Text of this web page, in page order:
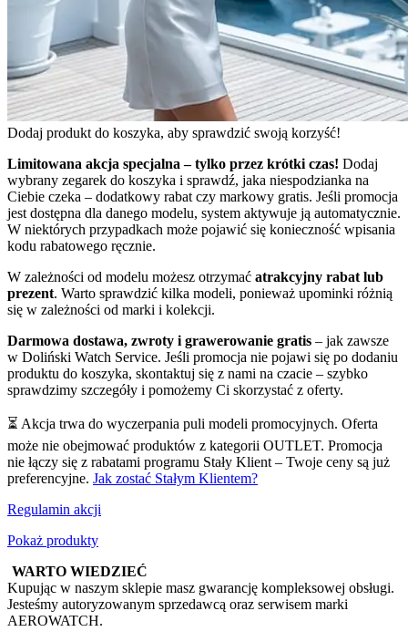
Dodaj produkt do koszyka, aby sprawdzić swoją korzyść!
Limitowana akcja specjalna – tylko przez krótki czas! Dodaj
wybrany zegarek do koszyka i sprawdź, jaka niespodzianka na
Ciebie czeka – dodatkowy rabat czy markowy gratis. Jeśli promocja
jest dostępna dla danego modelu, system aktywuje ją automatycznie.
W niektórych przypadkach może pojawić się konieczność wpisania
kodu rabatowego ręcznie.
W zależności od modelu możesz otrzymać atrakcyjny rabat lub
prezent. Warto sprawdzić kilka modeli, ponieważ upominki różnią
się w zależności od marki i kolekcji.
Darmowa dostawa, zwroty i grawerowanie gratis – jak zawsze
w Doliński Watch Service. Jeśli promocja nie pojawi się po dodaniu
produktu do koszyka, skontaktuj się z nami na czacie – szybko
sprawdzimy szczegóły i pomożemy Ci skorzystać z oferty.
⏳ Akcja trwa do wyczerpania puli modeli promocyjnych. Oferta
może nie obejmować produktów z kategorii OUTLET. Promocja
nie łączy się z rabatami programu Stały Klient – Twoje ceny są już
preferencyjne. Jak zostać Stałym Klientem?
Regulamin akcji
Pokaż produkty
WARTO WIEDZIEĆ
Kupując w naszym sklepie masz gwarancję kompleksowej obsługi.
Jesteśmy autoryzowanym sprzedawcą oraz serwisem marki
AEROWATCH.